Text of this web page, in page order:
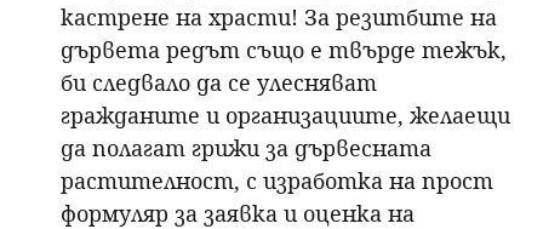
кастрене на храсти! За резитбите на
дървета редът също е твърде тежък,
би следвало да се улесняват
гражданите и организациите, желаещи
да полагат грижи за дървесната
растителност, с изработка на прост
формуляр за заявка и оценка на